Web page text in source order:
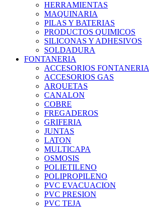
HERRAMIENTAS
MAQUINARIA
PILAS Y BATERIAS
PRODUCTOS QUIMICOS
SILICONAS Y ADHESIVOS
SOLDADURA
FONTANERIA
ACCESORIOS FONTANERIA
ACCESORIOS GAS
ARQUETAS
CANALON
COBRE
FREGADEROS
GRIFERIA
JUNTAS
LATON
MULTICAPA
OSMOSIS
POLIETILENO
POLIPROPILENO
PVC EVACUACION
PVC PRESION
PVC TEJA